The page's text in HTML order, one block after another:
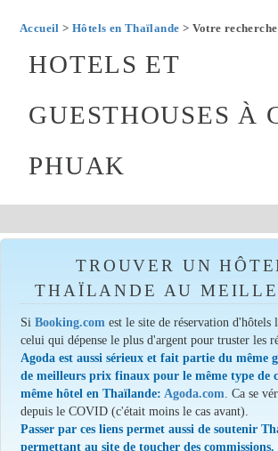
Accueil > Hôtels en Thaïlande > Votre recherche
HOTELS ET
GUESTHOUSES À
PHUAK
TROUVER UN
THAÏLANDE AU
SiBooking.com est le site de réservation d'hôtels
celui qui dépense le plus d'argent pour truster les
Agoda est aussi sérieux et fait partie du même
de meilleurs prix finaux pour le même type de
même hôtel en Thaïlande:Agoda.com. Ca se
depuis le COVID (c'était moins le cas avant).
Passer par ces liens permet aussi de soutenir
permettant au site de toucher des commissions.